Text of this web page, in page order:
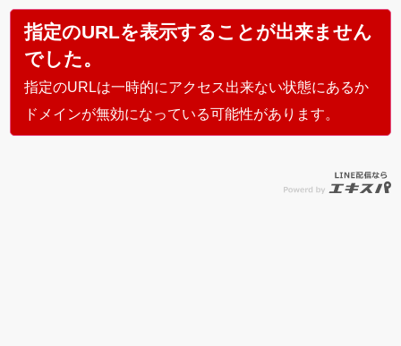
指定のURLを表示することが出来ません
でした。
指定のURLは一時的にアクセス出来ない状態にあるか
ドメインが無効になっている可能性があります。